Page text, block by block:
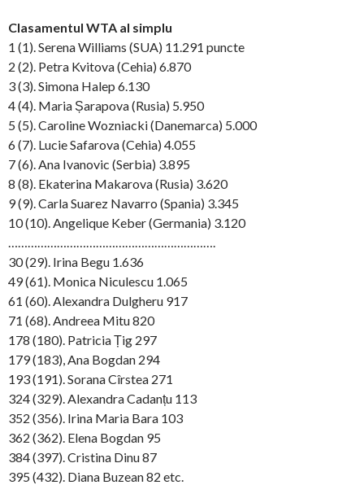
Clasamentul WTA al simplu
1 (1). Serena Williams (SUA) 11.291 puncte
2 (2). Petra Kvitova (Cehia) 6.870
3 (3). Simona Halep 6.130
4 (4). Maria Șarapova (Rusia) 5.950
5 (5). Caroline Wozniacki (Danemarca) 5.000
6 (7). Lucie Safarova (Cehia) 4.055
7 (6). Ana Ivanovic (Serbia) 3.895
8 (8). Ekaterina Makarova (Rusia) 3.620
9 (9). Carla Suarez Navarro (Spania) 3.345
10 (10). Angelique Keber (Germania) 3.120
……………………………………………………….
30 (29). Irina Begu 1.636
49 (61). Monica Niculescu 1.065
61 (60). Alexandra Dulgheru 917
71 (68). Andreea Mitu 820
178 (180). Patricia Țig 297
179 (183), Ana Bogdan 294
193 (191). Sorana Cîrstea 271
324 (329). Alexandra Cadanțu 113
352 (356). Irina Maria Bara 103
362 (362). Elena Bogdan 95
384 (397). Cristina Dinu 87
395 (432). Diana Buzean 82 etc.